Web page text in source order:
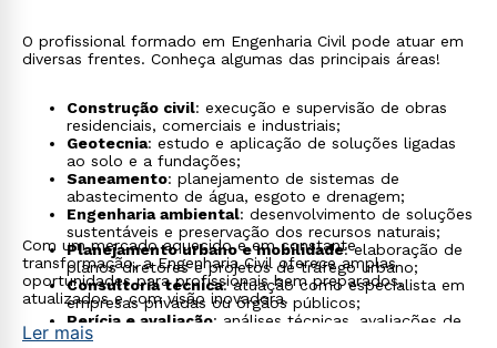
O profissional formado em Engenharia Civil pode atuar em
diversas frentes. Conheça algumas das principais áreas!
Construção civil: execução e supervisão de obras
residenciais, comerciais e industriais;
Geotecnia: estudo e aplicação de soluções ligadas
ao solo e a fundações;
Saneamento: planejamento de sistemas de
abastecimento de água, esgoto e drenagem;
Engenharia ambiental: desenvolvimento de soluções
sustentáveis e preservação dos recursos naturais;
Planejamento urbano e mobilidade: elaboração de
planos diretores e projetos de tráfego urbano;
Consultoria técnica: atuação como especialista em
empresas privadas ou órgãos públicos;
Perícia e avaliação: análises técnicas, avaliações de
imóveis e emissão de laudos periciais;
Com um mercado aquecido e em constante
transformação, a Engenharia Civil oferece amplas
oportunidades para profissionais bem preparados,
atualizados e com visão inovadora.
Ler mais